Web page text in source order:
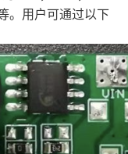
。用户可通过以下